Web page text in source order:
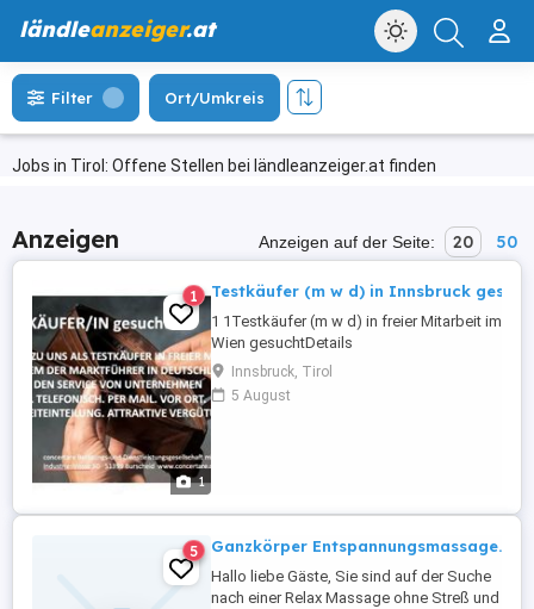
ländleanzeiger.at
Jobs in Tirol: Offene Stellen bei ländleanzeiger.at finden
Filter Ort/Umkreis
Anzeigen Anzeigen auf der Seite: 20 50
1
1 Testkäufer (m w d) in Innsbruck
1 1Testkäufer (m w d) in freier Mitarbeit im
Wien gesuchtDetails
Sie Ihr Geld beim Einkaufen.
Marktforschungsunternehmen concertare
Innsbruck, Tirol
5 August
5 Ganzkörper Entspannungsmassage.
Hallo liebe Gäste, Sie sind auf der Suche
nach einer Relax Massage ohne Streß und